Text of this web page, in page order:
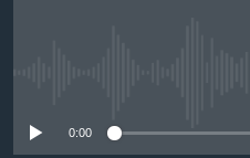
ອິດສະຫຼະພາບດ້ານການຂ່າວ
0:00